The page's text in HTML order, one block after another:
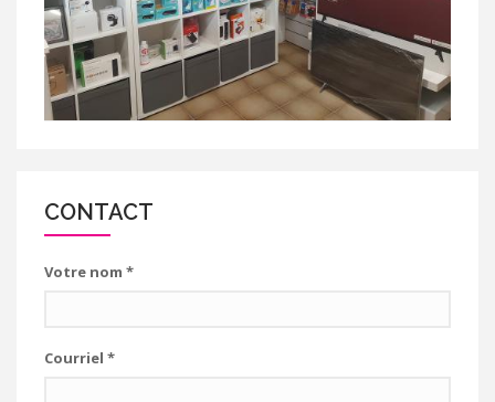
CONTACT
Votre nom *
Courriel *